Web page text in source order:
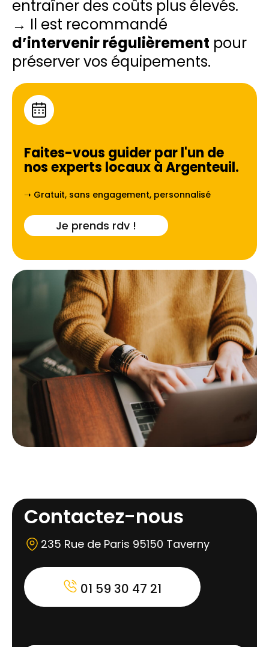
entraîner des coûts plus élevés.
→ Il est recommandé
d’intervenir régulièrement pour
préserver vos équipements.
Faites-vous guider par l'un de
nos experts locaux àArgenteuil.
➝ Gratuit, sans engagement, personnalisé
Je prends rdv !
Contactez-nous
235 Rue de Paris 95150 Taverny
01 59 30 47 21